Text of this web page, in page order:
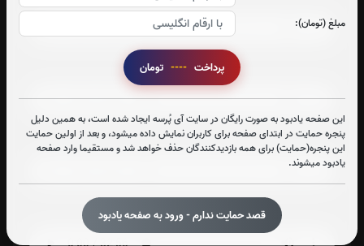
مبلغ (تومان):
پرداخت ----
این صفحه یادبود به صورت رایگان در سایت آی پُرسه ایجاد شده است، به همین دلیل
پنجره حمایت در ابتدای صفحه برای کاربران نمایش داده میشود، و بعد از اولین حمایت
این پنجره(حمایت) برای همه بازدیدکنندگان حذف خواهد شد و مستقیما وارد صفحه
یادبود میشوند.
قصد حمایت ندارم - ورود به صفحه یادبود
صوت جزء شماره 3
صوت جزء شماره 4
صوت جزء شماره 5